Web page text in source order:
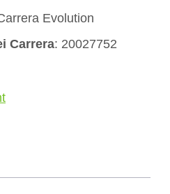
Evolution
Carrera: 20027752